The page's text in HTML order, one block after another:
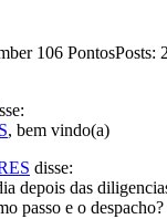
106 PontosPosts:
, bem vindo(a)
disse:
depois das
passo e o despacho?